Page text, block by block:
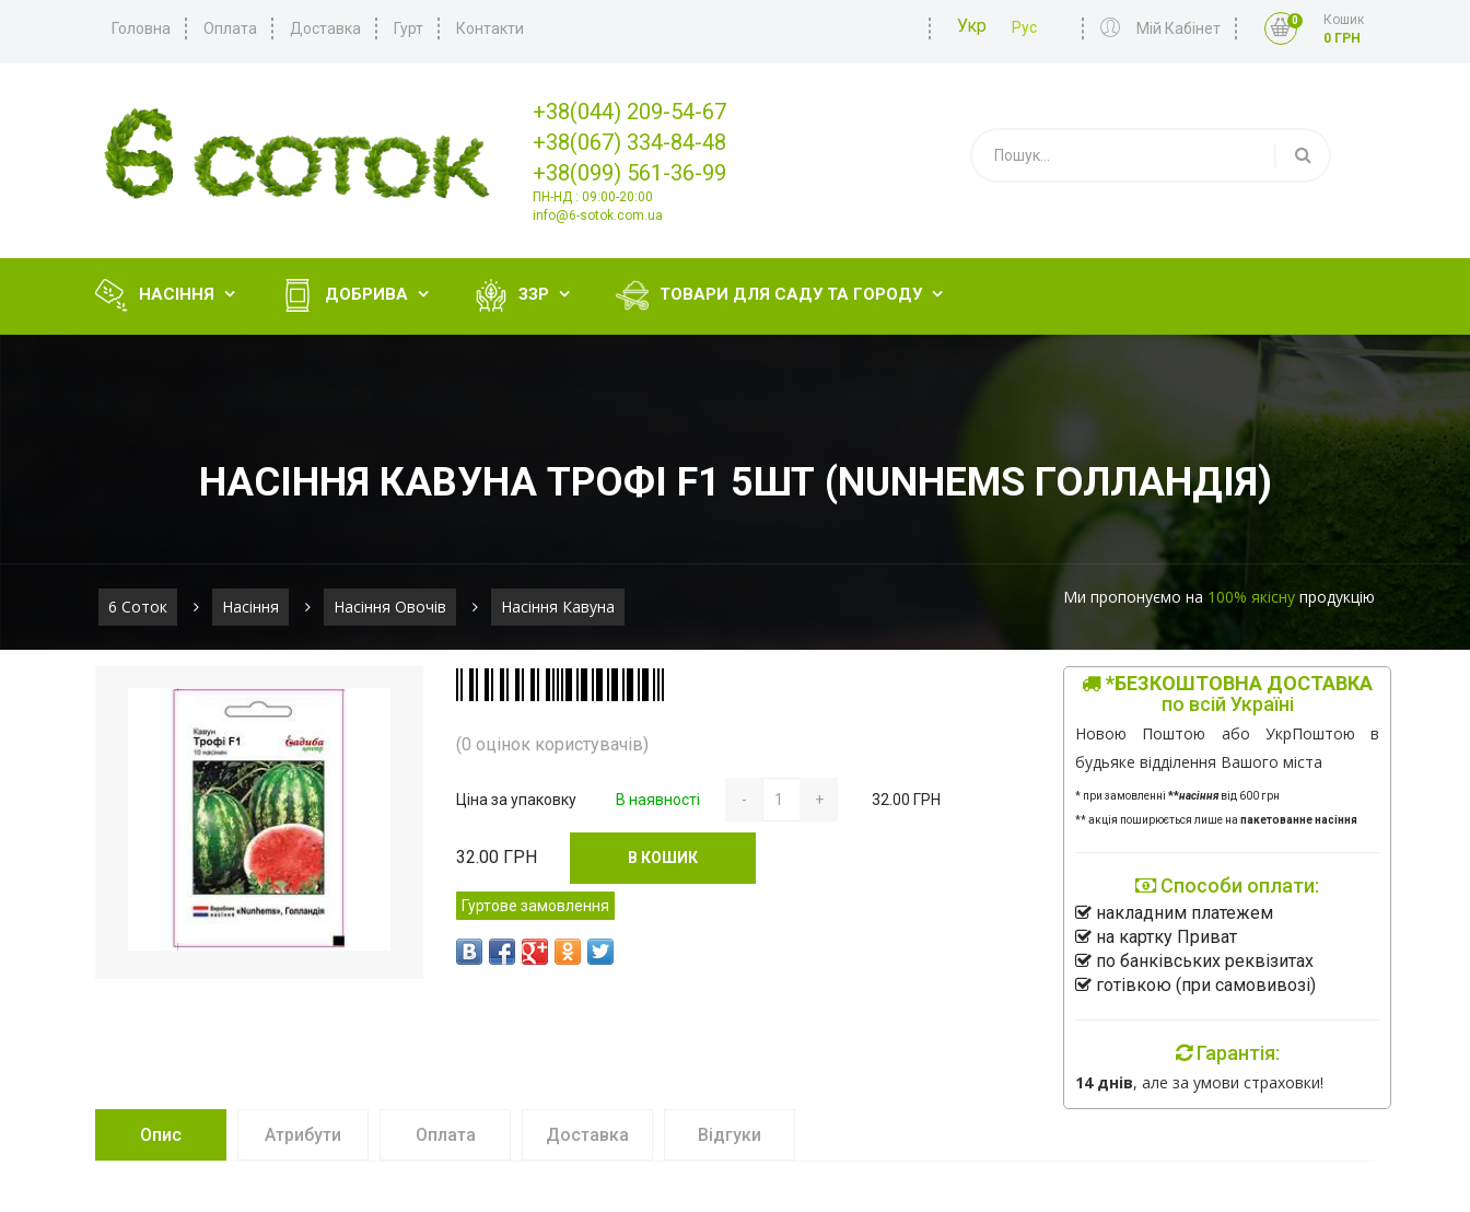
Головна Оплата Доставка Гурт Контакти Укр Рус Мій Кабінет 0
Кошик
0 ГРН
+38(044) 209-54-67
+38(067) 334-84-48
+38(099) 561-36-99
ПН-НД : 09:00-20:00
info@6-sotok.com.ua
НАСІННЯ  ДОБРИВА  ЗЗР  ТОВАРИ ДЛЯ САДУ ТА ГОРОДУ 
НАСІННЯ КАВУНА ТРОФІ F1 5ШТ (NUNHEMS ГОЛЛАНДІЯ)
6 Соток Насіння Насіння Овочів Насіння Кавуна Ми пропонуємо на 100% якісну продукцію
(0 оцінок користувачів)
Ціна за упаковку В наявності - + 32.00 ГРН
32.00 ГРН В КОШИК
Гуртове замовлення
*БЕЗКОШТОВНА ДОСТАВКА
по всій Україні
Новою Поштою або УкрПоштою в
будьяке відділення Вашого міста
* при замовленні **насіннявід 600 грн
** акція поширюється лише на пакетованне насіння
Способи оплати:
накладним платежем
на картку Приват
по банківських реквізитах
готівкою (при самовивозі)
Гарантія:
14 днів, але за умови страховки!
Опис Атрибути Оплата Доставка Відгуки